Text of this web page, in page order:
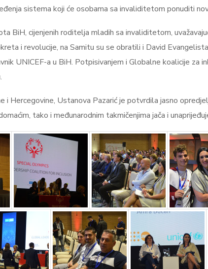
sistema koji će osobama sa invaliditetom ponuditi
BiH, cijenjenih roditelja mladih sa invaliditetom,
i revolucije, na Samitu su se obratili i David
UNICEF-a u BiH. Potpisivanjem i Globalne koalicije za
Hercegovine, Ustanova Pazarić je potvrdila jasno
tako i međunarodnim takmičenjima jača i